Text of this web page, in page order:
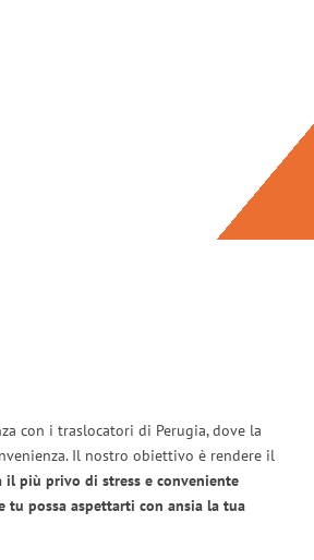
con i traslocatori di Perugia, dove la
Il nostro obiettivo è rendere il
il più privo di stress e conveniente
tu possa aspettarti con ansia la tua